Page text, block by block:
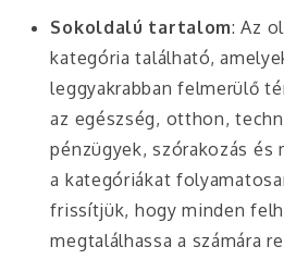
Sokoldalú tartalom: Az
kategória található,
leggyakrabban felmerülő
az egészség, otthon,
pénzügyek, szórakozás és
a kategóriákat
frissítjük, hogy minden
megtalálhassa a számára